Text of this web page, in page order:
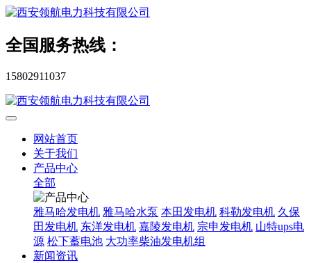
全国服务热线：
15802911037
网站首页
关于我们
产品中心
全部
雅马哈发电机 雅马哈水泵 本田发电机 科勒发电机 久保
田发电机 东洋发电机 嘉陵发电机 宗申发电机 山特ups电
源 松下蓄电池 大功率柴油发电机组
新闻资讯